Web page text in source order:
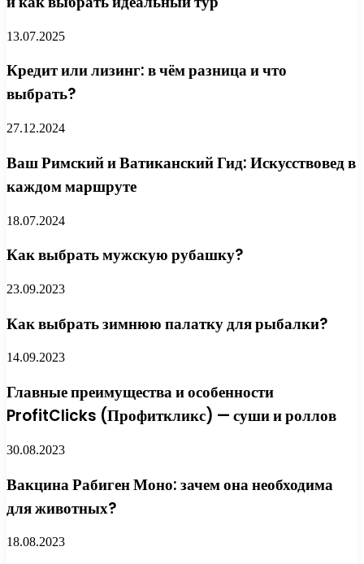
13.07.2025
Кредит или лизинг: в чём разница и что
выбрать?
27.12.2024
Ваш Римский и Ватиканский Гид: Искусствовед в
каждом маршруте
18.07.2024
Как выбрать мужскую рубашку?
23.09.2023
Как выбрать зимнюю палатку для рыбалки?
14.09.2023
Главные преимущества и особенности
ProfitClicks (Профиткликс) — суши и роллов
30.08.2023
Вакцина Рабиген Моно: зачем она необходима
для животных?
18.08.2023